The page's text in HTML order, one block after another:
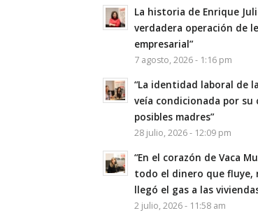
La historia de Enrique
verdadera operación de
empresarial”
7 agosto, 2026 - 1:16 pm
“La identidad laboral de
veía condicionada por su
posibles madres”
28 julio, 2026 - 12:09 pm
“En el corazón de Vaca
todo el dinero que fluye,
llegó el gas a las
2 julio, 2026 - 11:58 am